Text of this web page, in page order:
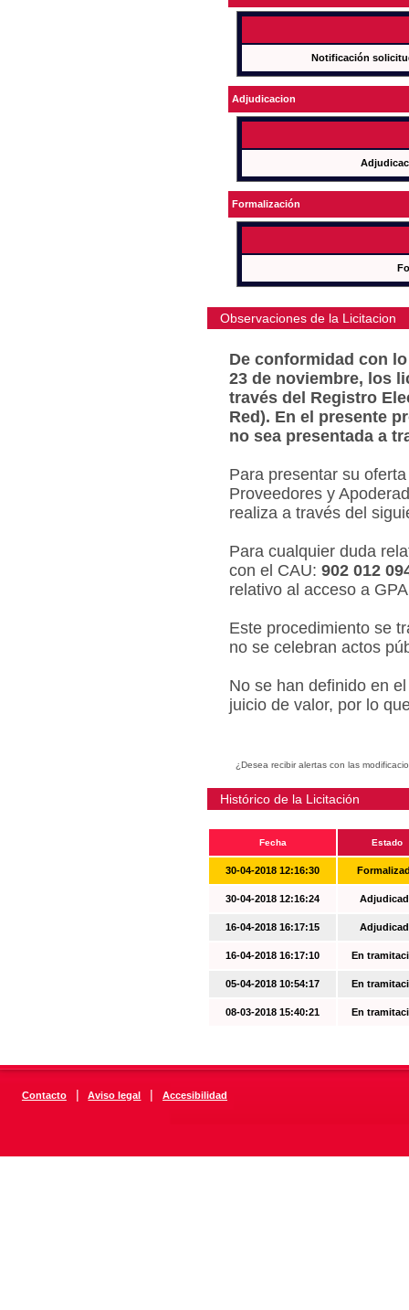
Notificación
Adjudicacion
Formalización
Observaciones de la Licitacion
De conformidad con
23 de noviembre, los
través del Registro
Red). En el presente
no sea presentada a
Para presentar su
Proveedores y
realiza a través del
Para cualquier duda
con el CAU: 902 012
relativo al acceso a
Este procedimiento se
no se celebran actos
No se han definido en
juicio de valor, por lo
¿Desea recibir alertas con las
Histórico de la Licitación
Fecha Estado
30-04-2018 12:16:30
30-04-2018 12:16:24
16-04-2018 16:17:15
16-04-2018 16:17:10 En
05-04-2018 10:54:17 En
08-03-2018 15:40:21 En
Contacto | Aviso legal | Accesibilidad